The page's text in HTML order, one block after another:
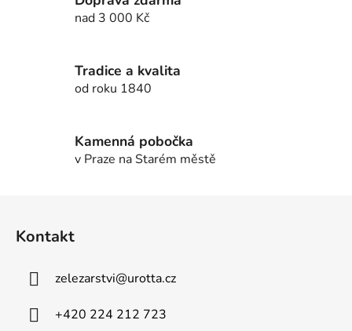
r
v
v
ý
p
í
nad 3 000 Kč
Tradice a kvalita
od roku 1840
Kamenná pobočka
v Praze na Starém městě
Kontakt
zelezarstvi@urotta.cz
+420 224 212 723